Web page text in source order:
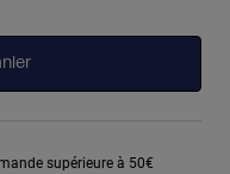
supérieure à 50€